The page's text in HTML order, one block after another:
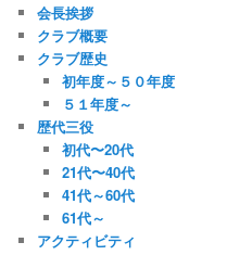
会長挨拶
クラブ概要
クラブ歴史
初年度～５０年度
５１年度～
歴代三役
初代〜20代
21代〜40代
41代～60代
61代～
アクティビティ